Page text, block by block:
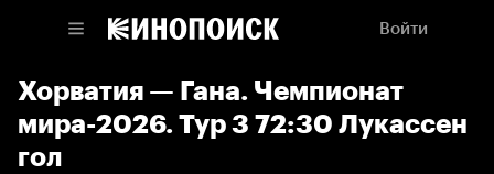
Войти
Хорватия — Гана. Чемпионат
мира-2026. Тур 3 72:30 Лукассен
гол